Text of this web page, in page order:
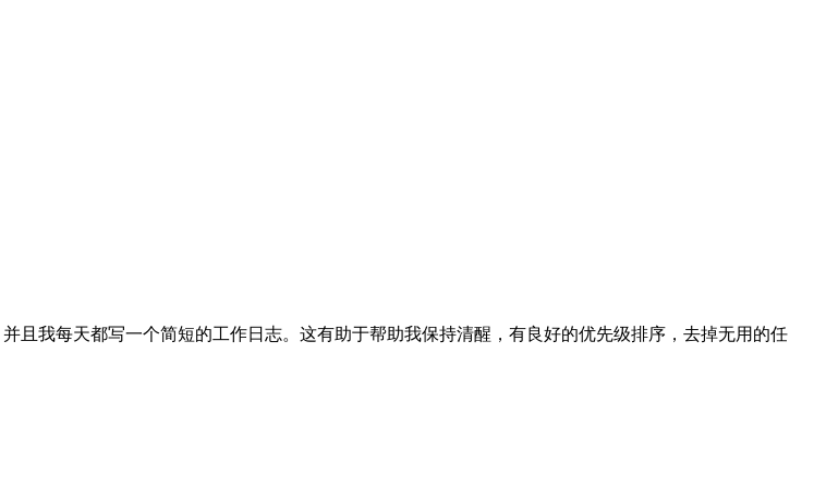
且我每天都写一个简短的工作日志。这有助于帮助我保持清醒，有良好的优先级排序，去掉无用的任